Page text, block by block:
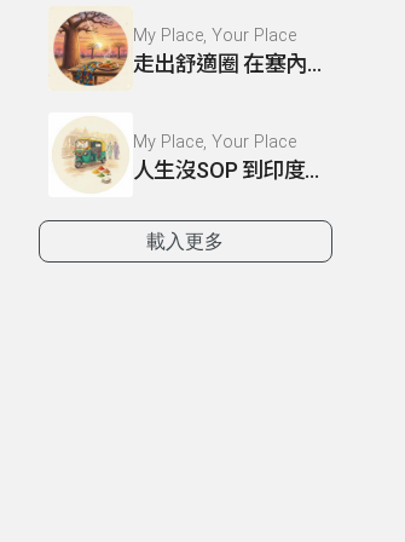
My Place, Your Place
走出舒適圈 在塞內加爾工作的日子
My Place, Your Place
人生沒SOP 到印度當志工的臨場修煉術
載入更多